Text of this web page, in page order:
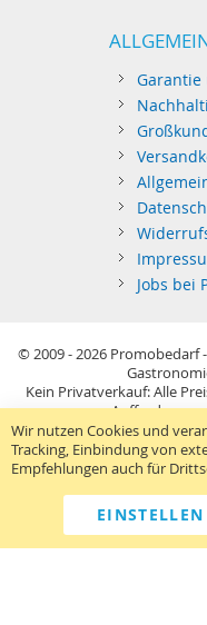
Jobs bei
© 2009 - 2026 Promobedarf
Kein Privatverkauf: Alle
Aufforderung
Sie richten sich nur an
Preisangabenverordnung
Sticks: Tagespreise
Telefon:040 38
Wir nutzen Cookies und
Tracking, Einbindung von
Empfehlungen auch für
EINSTELLEN